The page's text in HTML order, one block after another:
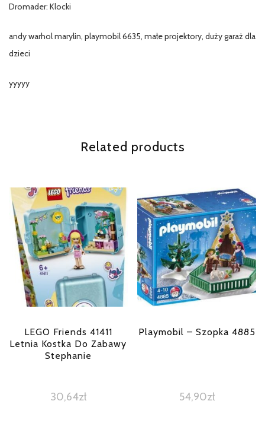
Dromader: Klocki
andy warhol marylin, playmobil 6635, małe projektory, duży garaż dla
dzieci
yyyyy
Related products
LEGO Friends 41411
Letnia Kostka Do Zabawy
Stephanie
30,64zł
Playmobil – Szopka 4885
54,90zł